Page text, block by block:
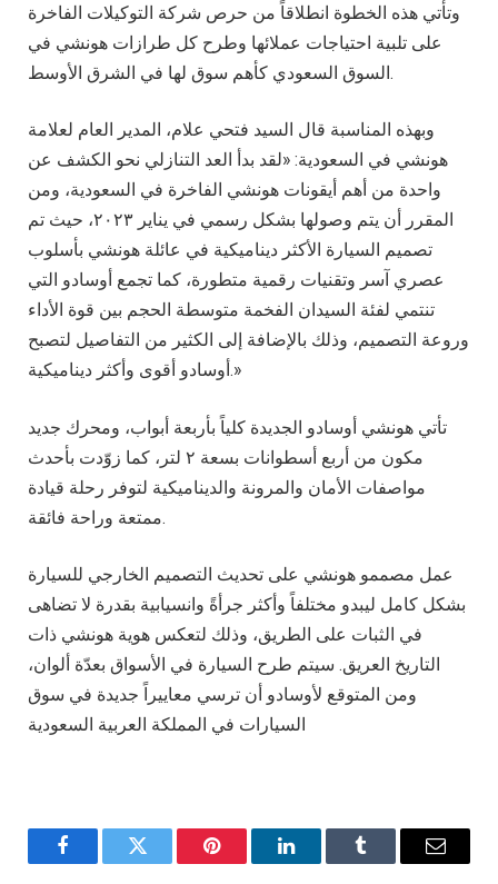
وتأتي هذه الخطوة انطلاقاً من حرص شركة التوكيلات الفاخرة
على تلبية احتياجات عملائها وطرح كل طرازات هونشي في
السوق السعودي كأهم سوق لها في الشرق الأوسط.
وبهذه المناسبة قال السيد فتحي علام، المدير العام لعلامة
هونشي في السعودية: «لقد بدأ العد التنازلي نحو الكشف عن
واحدة من أهم أيقونات هونشي الفاخرة في السعودية، ومن
المقرر أن يتم وصولها بشكل رسمي في يناير ٢٠٢٣، حيث تم
تصميم السيارة الأكثر ديناميكية في عائلة هونشي بأسلوب
عصري آسر وتقنيات رقمية متطورة، كما تجمع أوسادو التي
تنتمي لفئة السيدان الفخمة متوسطة الحجم بين قوة الأداء
وروعة التصميم، وذلك بالإضافة إلى الكثير من التفاصيل لتصبح
أوسادو أقوى وأكثر ديناميكية.»
تأتي هونشي أوسادو الجديدة كلياً بأربعة أبواب، ومحرك جديد
مكون من أربع أسطوانات بسعة ٢ لتر، كما زوّدت بأحدث
مواصفات الأمان والمرونة والديناميكية لتوفر رحلة قيادة
ممتعة وراحة فائقة.
عمل مصممو هونشي على تحديث التصميم الخارجي للسيارة
بشكل كامل ليبدو مختلفاً وأكثر جرأةً وانسيابية بقدرة لا تضاهى
في الثبات على الطريق، وذلك لتعكس هوية هونشي ذات
التاريخ العريق. سيتم طرح السيارة في الأسواق بعدّة ألوان،
ومن المتوقع لأوسادو أن ترسي معاييراً جديدة في سوق
السيارات في المملكة العربية السعودية
FacebookTwitter Pinterest LinkedInTumblr Email